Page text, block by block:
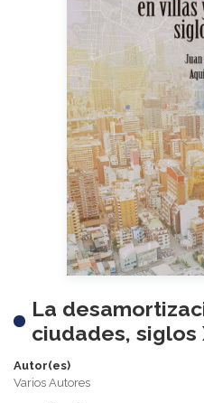
La
ciudades, siglos
Autor(es)
Varios Autores